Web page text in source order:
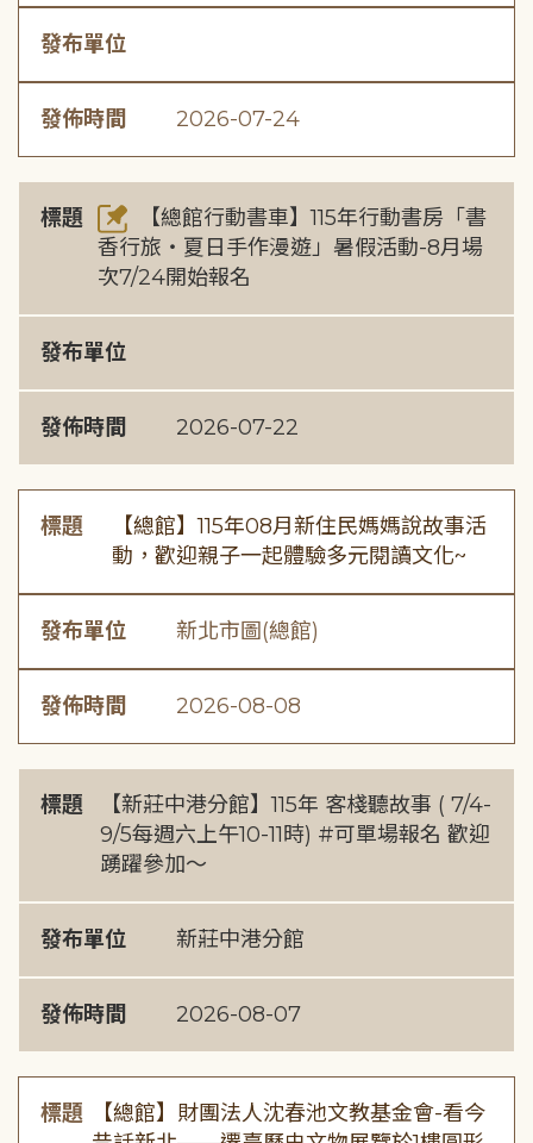
發布單位
發佈時間 2026-07-24
標題
【總館行動書車】115年行動書房「書
香行旅・夏日手作漫遊」暑假活動-8月場
次7/24開始報名
發布單位
發佈時間 2026-07-22
標題
【總館】115年08月新住民媽媽說故事活
動，歡迎親子一起體驗多元閱讀文化~
發布單位 新北市圖(總館)
發佈時間 2026-08-08
標題
【新莊中港分館】115年 客棧聽故事 ( 7/4-
9/5每週六上午10-11時) #可單場報名 歡迎
踴躍參加～
發布單位 新莊中港分館
發佈時間 2026-08-07
標題
【總館】財團法人沈春池文教基金會-看今